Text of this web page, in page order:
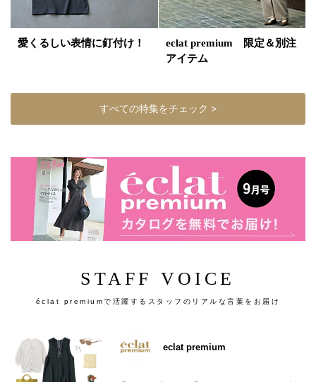
愛くるしい表情に釘付け！
eclat premium 限定＆別注
アイテム
すべての特集をチェック >
STAFF VOICE
éclat premiumで活躍するスタッフのリアルな言葉をお届け
eclat premium